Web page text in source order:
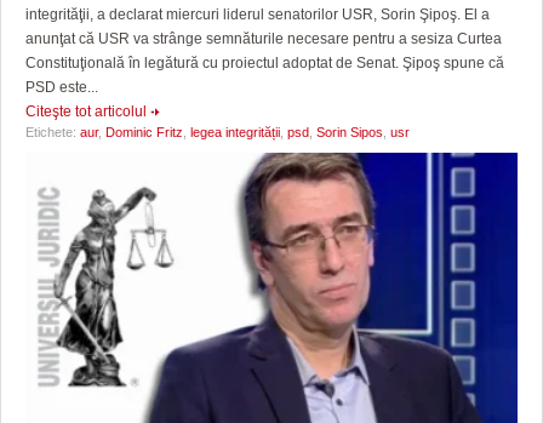
integrităţii, a declarat miercuri liderul senatorilor USR, Sorin Şipoş. El a
anunţat că USR va strânge semnăturile necesare pentru a sesiza Curtea
Constituţională în legătură cu proiectul adoptat de Senat. Şipoş spune că
PSD este...
Citeşte tot articolul
Etichete: aur, Dominic Fritz legea integrității psd Sorin Sipos usr